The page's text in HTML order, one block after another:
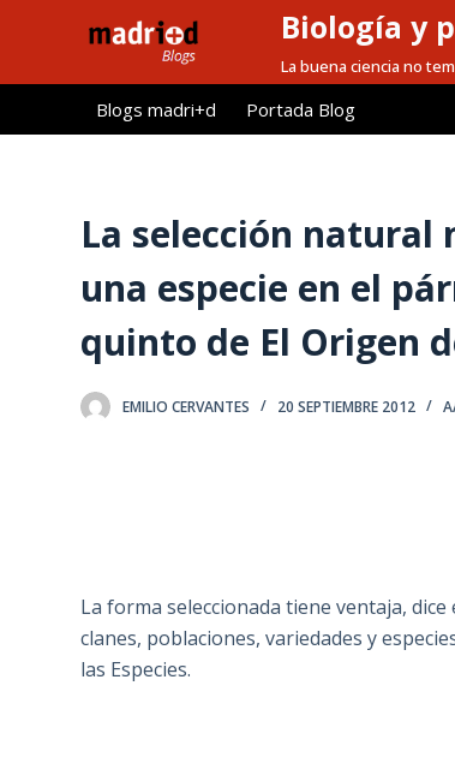
l
Biología y
La buena ciencia no
Blogs madri+d Portada Blog
La selección natural
una especie en el
quinto de El Origen
EMILIO CERVANTES 20 SEPTIEMBRE 2012
La forma seleccionada tiene ventaja,
clanes, poblaciones, variedades y
las Especies.